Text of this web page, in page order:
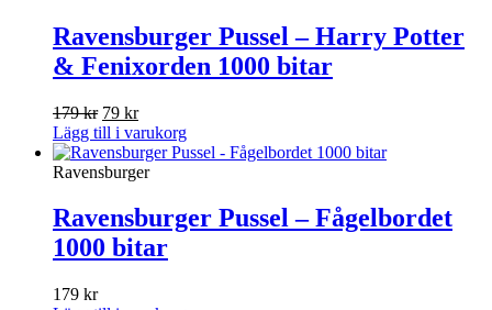
Ravensburger Pussel – Harry Potter
& Fenixorden 1000 bitar
179kr Det
ursprungliga
priset
var:
79 krDet
nuvarande
priset
är:
Lägg till i varukorg
Ravensburger
Ravensburger Pussel – Fågelbordet
1000 bitar
179 kr